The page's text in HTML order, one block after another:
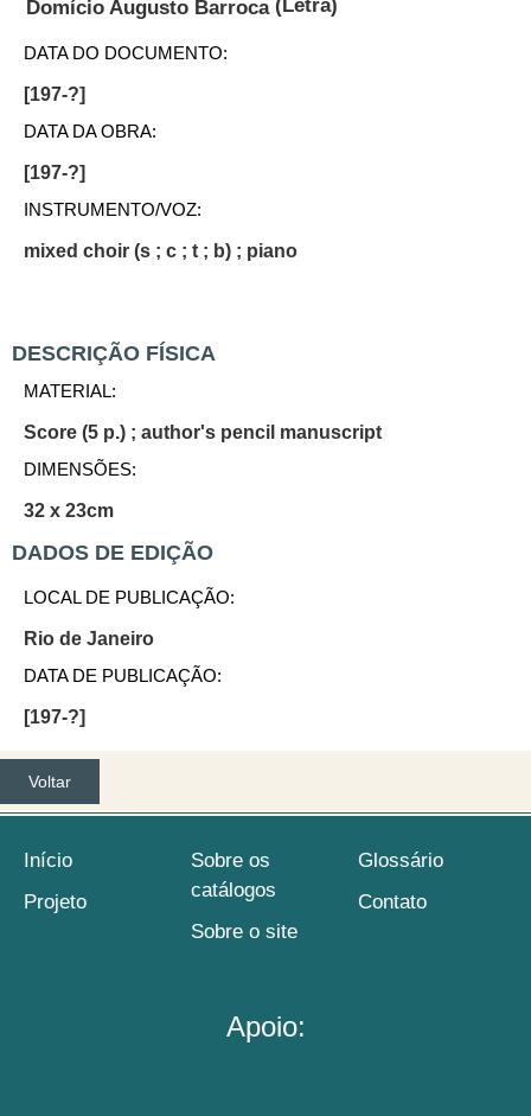
Domício Augusto Barroca (Letra)
DATA DO DOCUMENTO:
[197-?]
DATA DA OBRA:
[197-?]
INSTRUMENTO/VOZ:
mixed choir (s ; c ; t ; b) ; piano
DESCRIÇÃO FÍSICA
MATERIAL:
Score (5 p.) ; author's pencil manuscript
DIMENSÕES:
32 x 23cm
DADOS DE EDIÇÃO
LOCAL DE PUBLICAÇÃO:
Rio de Janeiro
DATA DE PUBLICAÇÃO:
[197-?]
Voltar
Início
Projeto
Sobre os
catálogos
Sobre o site
Glossário
Contato
Apoio: